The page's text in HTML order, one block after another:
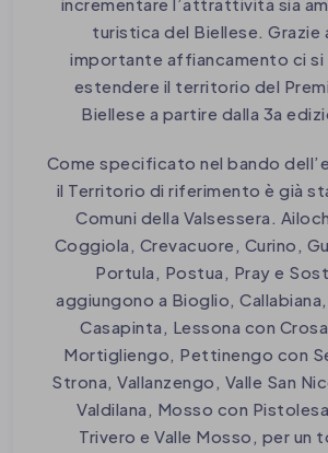
turistica del Biellese. Grazie
importante affiancamento ci
estendere il territorio del
Biellese a partire dalla 3a
Come specificato nel bando
il Territorio di riferimento è già
Comuni della Valsessera.
Coggiola, Crevacuore, Curino,
Portula, Postua, Pray e
aggiungono a Bioglio, Callabiana,
Casapinta, Lessona con
Mortigliengo, Pettinengo con
Strona, Vallanzengo, Valle San
Valdilana, Mosso con
Trivero e Valle Mosso, per un